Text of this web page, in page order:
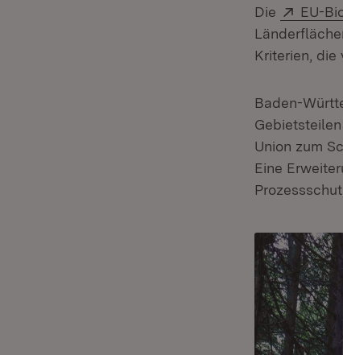
Die EU-
Kriterien, die
Baden-
Union zum
Eine